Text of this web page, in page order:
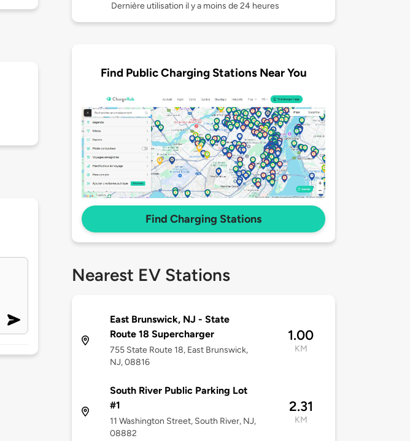
Dernière utilisation il y a moins de 24 heures
Find Public Charging Stations Near You
Find Charging Stations
Nearest EV Stations
East Brunswick, NJ - State
Route 18 Supercharger
755 State Route 18, East Brunswick,
NJ, 08816
1.00
KM
South River Public Parking Lot
#1
11 Washington Street, South River, NJ,
08882
2.31
KM